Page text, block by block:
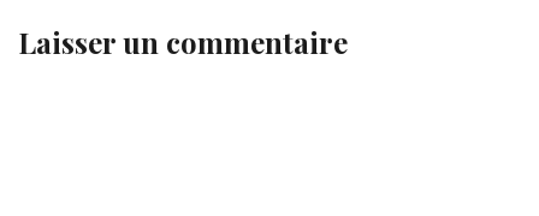
Laisser un commentaire